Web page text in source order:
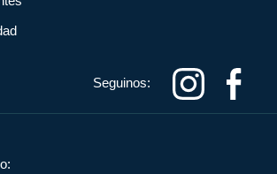
Seguinos: